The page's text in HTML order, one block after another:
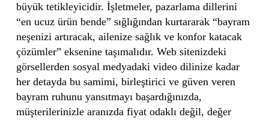
büyük tetikleyicidir. İşletmeler, pazarlama dillerini
“en ucuz ürün bende” sığlığından kurtararak “bayram
neşenizi artıracak, ailenize sağlık ve konfor katacak
çözümler” eksenine taşımalıdır. Web sitenizdeki
görsellerden sosyal medyadaki video dilinize kadar
her detayda bu samimi, birleştirici ve güven veren
bayram ruhunu yansıtmayı başardığınızda,
müşterilerinizle aranızda fiyat odaklı değil, değer